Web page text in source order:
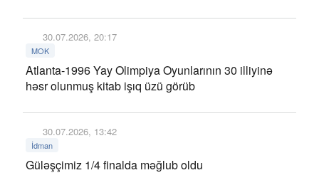
30.07.2026, 20:17
MOK
Atlanta-1996 Yay Olimpiya Oyunlarının 30 illiyinə
həsr olunmuş kitab işıq üzü görüb
30.07.2026, 13:42
İdman
Güləşçimiz 1/4 finalda məğlub oldu